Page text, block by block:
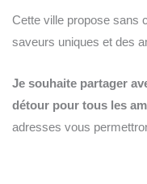
Cette ville propose sans
saveurs uniques et des
Je souhaite partager
détour pour tous les
adresses vous